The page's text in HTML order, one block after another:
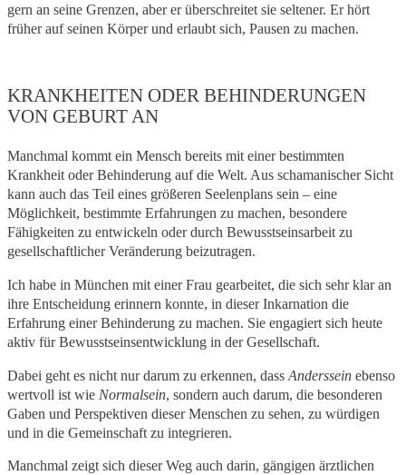
gern an seine Grenzen, aber er überschreitet sie seltener. Er hört
früher auf seinen Körper und erlaubt sich, Pausen zu machen.
KRANKHEITEN ODER BEHINDERUNGEN
VON GEBURT AN
Manchmal kommt ein Mensch bereits mit einer bestimmten
Krankheit oder Behinderung auf die Welt. Aus schamanischer Sicht
kann auch das Teil eines größeren Seelenplans sein – eine
Möglichkeit, bestimmte Erfahrungen zu machen, besondere
Fähigkeiten zu entwickeln oder durch Bewusstseinsarbeit zu
gesellschaftlicher Veränderung beizutragen.
Ich habe in München mit einer Frau gearbeitet, die sich sehr klar an
ihre Entscheidung erinnern konnte, in dieser Inkarnation die
Erfahrung einer Behinderung zu machen. Sie engagiert sich heute
aktiv für Bewusstseinsentwicklung in der Gesellschaft.
Dabei geht es nicht nur darum zu erkennen, dass Anderssein ebenso
wertvoll ist wie Normalsein, sondern auch darum, die besonderen
Gaben und Perspektiven dieser Menschen zu sehen, zu würdigen
und in die Gemeinschaft zu integrieren.
Manchmal zeigt sich dieser Weg auch darin, gängigen ärztlichen